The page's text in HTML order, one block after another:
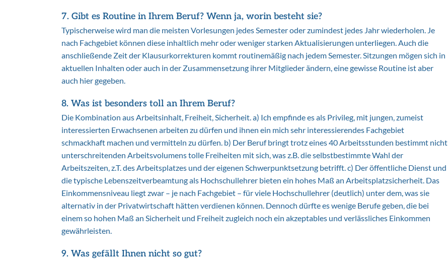
7. Gibt es Routine in Ihrem Beruf? Wenn ja, worin besteht sie?
Typischerweise wird man die meisten Vorlesungen jedes Semester oder zumindest jedes Jahr wiederholen. Je
nach Fachgebiet können diese inhaltlich mehr oder weniger starken Aktualisierungen unterliegen. Auch die
anschließende Zeit der Klausurkorrekturen kommt routinemäßig nach jedem Semester. Sitzungen mögen sich in
aktuellen Inhalten oder auch in der Zusammensetzung ihrer Mitglieder ändern, eine gewisse Routine ist aber
auch hier gegeben.
8. Was ist besonders toll an Ihrem Beruf?
Die Kombination aus Arbeitsinhalt, Freiheit, Sicherheit. a) Ich empfinde es als Privileg, mit jungen, zumeist
interessierten Erwachsenen arbeiten zu dürfen und ihnen ein mich sehr interessierendes Fachgebiet
schmackhaft machen und vermitteln zu dürfen. b) Der Beruf bringt trotz eines 40 Arbeitsstunden bestimmt nicht
unterschreitenden Arbeitsvolumens tolle Freiheiten mit sich, was z.B. die selbstbestimmte Wahl der
Arbeitszeiten, z.T. des Arbeitsplatzes und der eigenen Schwerpunktsetzung betrifft. c) Der öffentliche Dienst und
die typische Lebenszeitverbeamtung als Hochschullehrer bieten ein hohes Maß an Arbeitsplatzsicherheit. Das
Einkommensniveau liegt zwar – je nach Fachgebiet – für viele Hochschullehrer (deutlich) unter dem, was sie
alternativ in der Privatwirtschaft hätten verdienen können. Dennoch dürfte es wenige Berufe geben, die bei
einem so hohen Maß an Sicherheit und Freiheit zugleich noch ein akzeptables und verlässliches Einkommen
gewährleisten.
9. Was gefällt Ihnen nicht so gut?